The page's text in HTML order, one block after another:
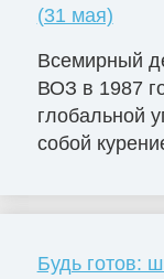
(31 мая)
Всемирный
ВОЗ в 1987
глобальной
собой
Будь готов: